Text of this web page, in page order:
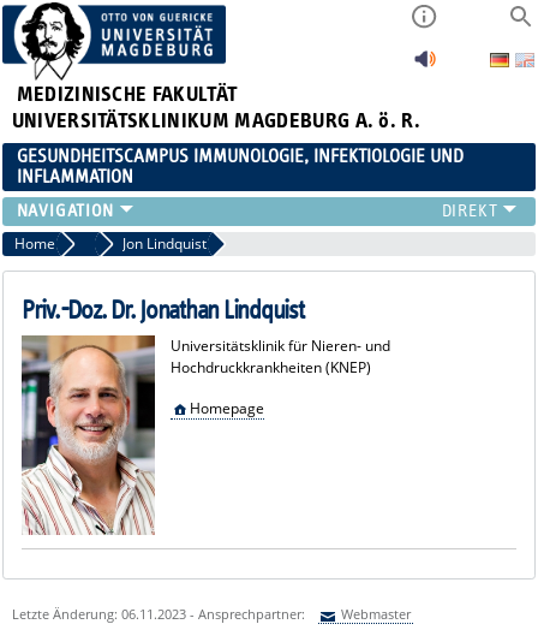
MEDIZINISCHE FAKULTÄT
UNIVERSITÄTSKLINIKUM MAGDEBURG A. ö. R.
GESUNDHEITSCAMPUS IMMUNOLOGIE, INFEKTIOLOGIE UND
INFLAMMATION
ÜBER UNS
MITGLIEDER
PAPER D. JAHRES
YOUNG ACADEMY
VERANSTALTUNGEN
LINKS
KONTAKT
Home Unsere Mitglieder
Jon Lindquist
Priv.-Doz. Dr. Jonathan Lindquist
Universitätsklinik für Nieren- und
Hochdruckkrankheiten (KNEP)
Homepage
Letzte Änderung: 06.11.2023 - Ansprechpartner: Webmaster